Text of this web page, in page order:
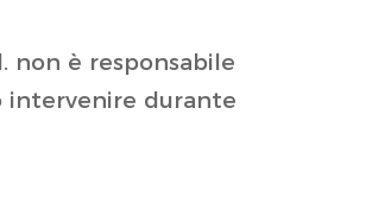
non è responsabile
intervenire durante